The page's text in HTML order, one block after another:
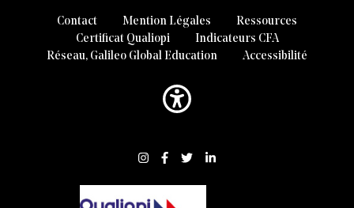
Contact Mention Légales
Ressources
Certificat Qualiopi
Indicateurs CFA
Réseau, Galileo Global Education
Accessibilité